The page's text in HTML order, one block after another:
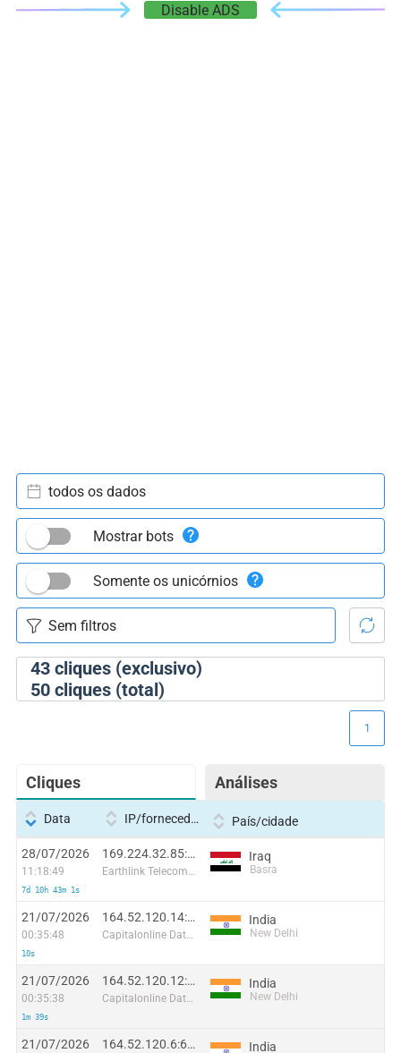
Disable ADS
43cliques (exclusivo)
50cliques (total)
todos os dados
Mostrar bots
Somente os unicórnios
Cliques Análises
1
Data IP/fornecedor País/cidade
28/07/2026
11:18:49
7d 10h 43m 1s
169.224.32.85:53215
Earthlink Telecommunications Equipment Trading & Services DMCC
Iraq
Basra
21/07/2026
00:35:48
10s
164.52.120.14:7960
Capitalonline Data Service (HK) Co
India
New Delhi
21/07/2026
00:35:38
1m 39s
164.52.120.12:31209
Capitalonline Data Service (HK) Co
India
New Delhi
21/07/2026 164.52.120.6:61687 India